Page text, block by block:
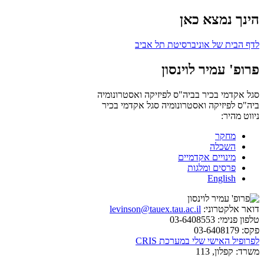
הינך נמצא כאן
לדף הבית של אוניברסיטת תל אביב
פרופ' עמיר לוינסון
סגל אקדמי בכיר בביה"ס לפיזיקה ואסטרונומיה
ביה"ס לפיזיקה ואסטרונומיה סגל אקדמי בכיר
ניווט מהיר:
מחקר
השכלה
מינויים אקדמיים
פרסים ומלגות
English
דואר אלקטרוני: levinson@tauex.tau.ac.il
טלפון פנימי:
פקס:
לפרופיל האישי שלי במערכת CRIS
משרד: קפלון, 113